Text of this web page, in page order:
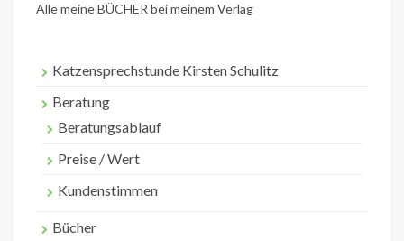
Alle meine BÜCHER bei meinem Verlag
Katzensprechstunde Kirsten Schulitz
Beratung
Beratungsablauf
Preise / Wert
Kundenstimmen
Bücher